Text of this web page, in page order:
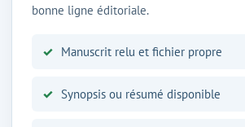
bonne ligne éditoriale.
Manuscrit relu et fichier propre
Synopsis ou résumé disponible